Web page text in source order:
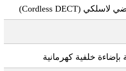
لاسلكي (Cordless DECT)
بإضاءة خلفية كهرمانية